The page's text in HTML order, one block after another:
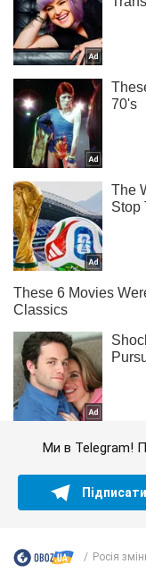
Ми в Telegram!
Росія